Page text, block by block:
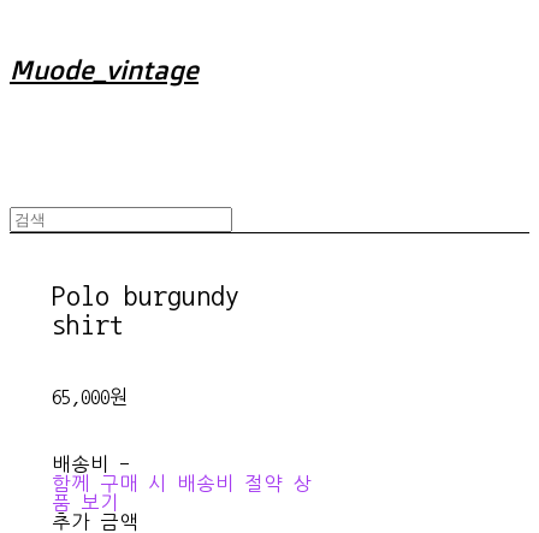
Muode_vintage
Polo burgundy
shirt
65,000원
배송비 -
함께 구매 시 배송비 절약 상
품 보기
추가 금액